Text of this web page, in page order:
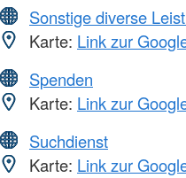
Sonstige diverse
Karte: Link zur
Spenden
Karte: Link zur
Suchdienst
Karte: Link zur